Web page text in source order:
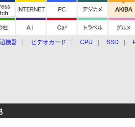
機器 ビデオカード CPU SSD